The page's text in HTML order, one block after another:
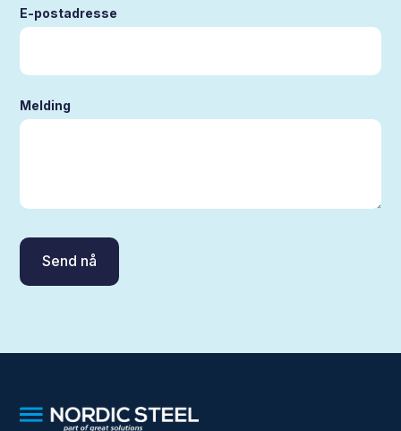
E-postadresse
Melding